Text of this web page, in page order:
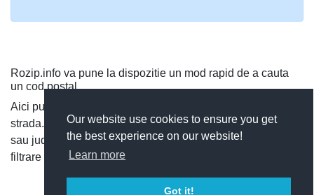
Our website use cookies to ensure you get
the best experience on our website!
Learn more
Got it!
Rozip.info va pune la dispozitie un mod rapid de a cauta
un cod postal.
Aici puteti cauta dupa judet si localitate, sau direct dupa
strada. Puteti vedea toate codurile postale dintr-o localitate
sau judet, si cauta rapid un cod postal, utilizand functia de
filtrare a codurilor postale.